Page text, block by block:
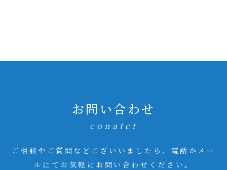
お問い合わせ
conatct
ご相談やご質問などございいましたら、電話かメー
ルにてお気軽にお問い合わせください。